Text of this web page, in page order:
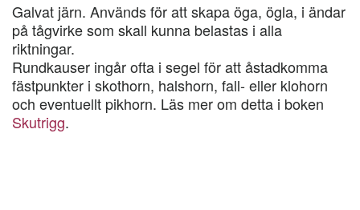
Galvat järn. Används för att skapa öga, ögla, i ändar
på tågvirke som skall kunna belastas i alla
riktningar.
Rundkauser ingår ofta i segel för att åstadkomma
fästpunkter i skothorn, halshorn, fall- eller klohorn
och eventuellt pikhorn. Läs mer om detta i boken
Skutrigg.